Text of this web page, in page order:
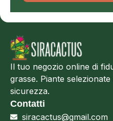
Il tuo negozio online di
grasse. Piante
sicurezza.
Contatti
siracactus@gmail.com